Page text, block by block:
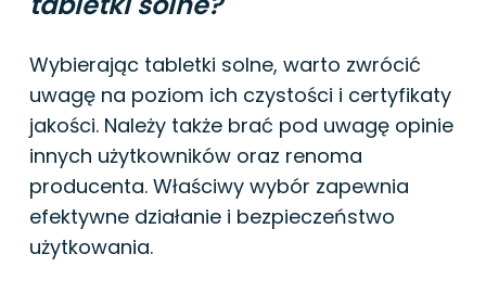
Wybierając tabletki solne, warto zwrócić
uwagę na poziom ich czystości i certyfikaty
jakości. Należy także brać pod uwagę opinie
innych użytkowników oraz renoma
producenta. Właściwy wybór zapewnia
efektywne działanie i bezpieczeństwo
użytkowania.